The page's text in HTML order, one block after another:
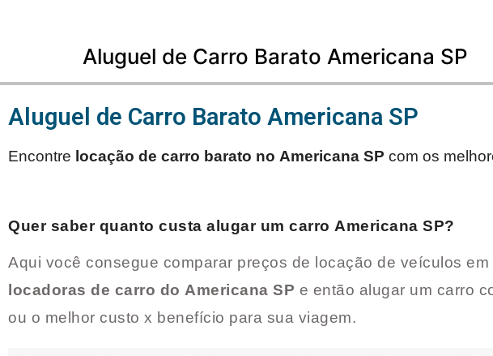
Aluguel de Carro Barato Americana SP
Aluguel de Carro Barato Americana SP
Encontre locação de carro barato no Americana SP com os
Quer saber quanto custa alugar um carro Americana SP?
Aqui você consegue comparar preços de locação de veículos
locadoras de carro do Americana SP e então alugar um carro
ou o melhor custo x benefício para sua viagem.